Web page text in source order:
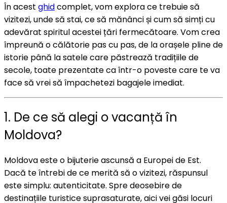
În acest ghidcomplet, vom explora ce trebuie să
vizitezi, unde să stai, ce să mănânci și cum să simți cu
adevărat spiritul acestei țări fermecătoare. Vom crea
împreună o călătorie pas cu pas, de la orașele pline de
istorie până la satele care păstrează tradițiile de
secole, toate prezentate ca într-o poveste care te va
face să vrei să împachetezi bagajele imediat.
1. De ce să alegi o vacanță în
Moldova?
Moldova este o bijuterie ascunsă a Europei de Est.
Dacă te întrebi de ce merită să o vizitezi, răspunsul
este simplu: autenticitate. Spre deosebire de
destinațiile turistice suprasaturate, aici vei găsi locuri